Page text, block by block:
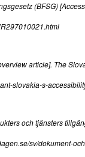
(BFSG)
article]. The
slovakia-s-
och tjänsters
sv/dokument-